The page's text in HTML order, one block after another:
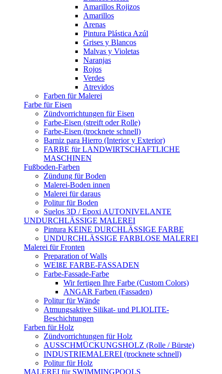
Amarillos Rojizos
Amarillos
Arenas
Pintura Plástica Azúl
Grises y Blancos
Malvas y Violetas
Naranjas
Rojos
Verdes
Atrevidos
Farben für Malerei
Farbe für Eisen
Zündvorrichtungen für Eisen
Farbe-Eisen (streift oder Rolle)
Farbe-Eisen (trocknete schnell)
Barniz para Hierro (Interior y Exterior)
FARBE für LANDWIRTSCHAFTLICHE
MASCHINEN
Fußboden-Farben
Zündung für Boden
Malerei-Boden innen
Malerei für daraus
Politur für Boden
Suelos 3D / Epoxi AUTONIVELANTE
UNDURCHLÄSSIGE MALEREI
Pintura KEINE DURCHLÄSSIGE FARBE
UNDURCHLÄSSIGE FARBLOSE MALEREI
Malerei für Fronten
Preparation of Walls
WEIßE FARBE-FASSADEN
Farbe-Fassade-Farbe
Wir fertigen Ihre Farbe (Custom Colors)
ANGAR Farben (Fassaden)
Politur für Wände
Atmungsaktive Silikat- und PLIOLITE-
Beschichtungen
Farben für Holz
Zündvorrichtungen für Holz
AUSSCHMÜCKUNGSHOLZ (Rolle / Bürste)
INDUSTRIEMALEREI (trocknete schnell)
Politur für Holz
MALEREI für SWIMMINGPOOLS